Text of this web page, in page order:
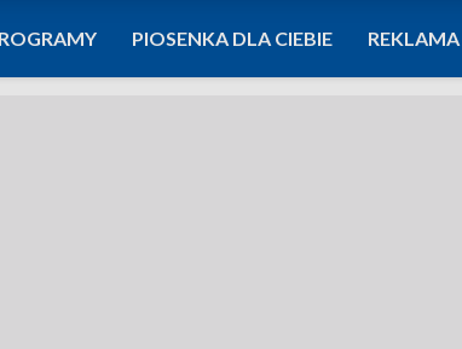
PIOSENKA DLA CIEBIE REKLAMA